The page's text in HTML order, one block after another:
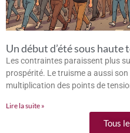
Un début d’été sous haute
Les contraintes paraissent plus
prospérité. Le truisme a aussi son
multiplication des points de
Lire la suite »
Tous